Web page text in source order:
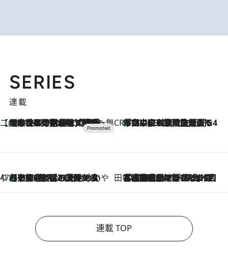
SERIES
連載
【CREA×星野リゾート】唯一無二。癒しと発見が待つ場所へ
2026.8.7
【トンボの足水浴】ヒノキの香りに包まれて涼感マックス！約13℃の湧水かけ流しを避暑地「星野温泉 トンボの湯」で体験 CREA'S CHOICE
2026.8.7
「立川にも歌舞伎があるんだよ」 片岡仁左衛門・市川中車ら豪華座組みで4年目の立川立飛歌舞伎へ
47都道府県の手みやげ ひんやりスイーツで夏を満喫
2026.8.7
【京都府】この夏絶対食べたい 冷やしておいしいおやつ3選 ひと口目から心を掴む新緑のテリーヌ 田中稲の勝手に再ブーム
2026.8.7
「湘南乃風に憧れて」観客大盛上がりの“タオル回し”に、ラッパー顔負けの高速歌唱まで…さだまさし（74）のアグレッシブすぎる現在地
連載 TOP